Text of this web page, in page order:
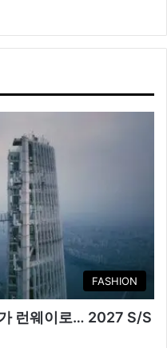
FASHION
런웨이로… 2027 S/S